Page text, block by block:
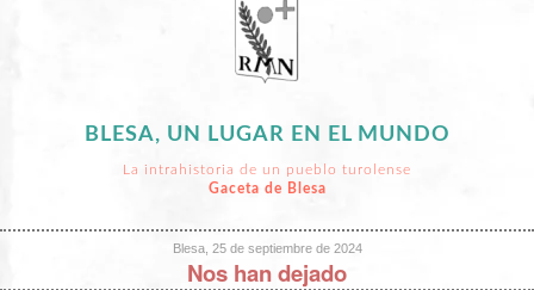
BLESA, UN LUGAR EN EL MUNDO
La intrahistoria de un pueblo turolense
Gaceta de Blesa
Blesa, 25 de septiembre de 2024
Nos han dejado